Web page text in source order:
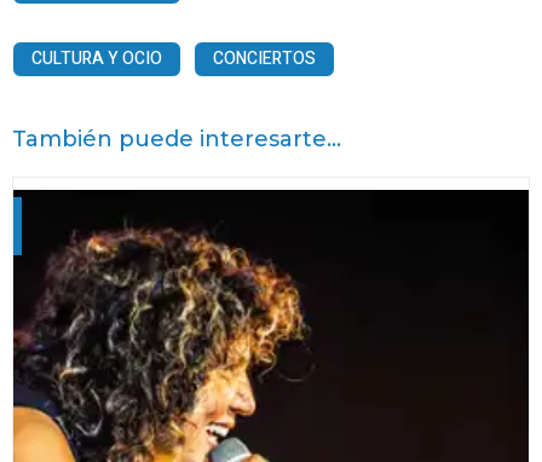
CULTURA Y OCIO CONCIERTOS
También puede interesarte...